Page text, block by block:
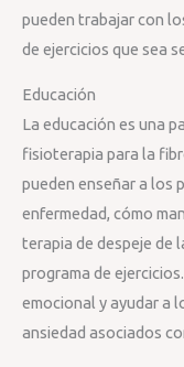
pueden trabajar con
de ejercicios que sea
Educación
La educación es una
fisioterapia para la
pueden enseñar a los
enfermedad, cómo
terapia de despeje de
programa de
emocional y ayudar a
ansiedad asociados